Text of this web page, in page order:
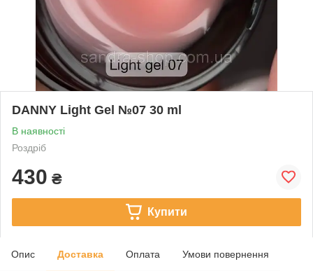
DANNY Light Gel №07 30 ml
В наявності
Роздріб
430 ₴
Купити
Опис Доставка Оплата Умови повернення